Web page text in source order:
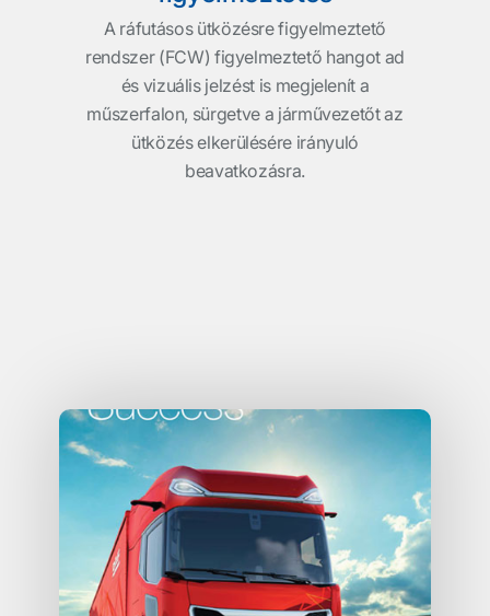
A ráfutásos ütközésre figyelmeztető
rendszer (FCW) figyelmeztető hangot ad
és vizuális jelzést is megjelenít a
műszerfalon, sürgetve a járművezetőt az
ütközés elkerülésére irányuló
beavatkozásra.